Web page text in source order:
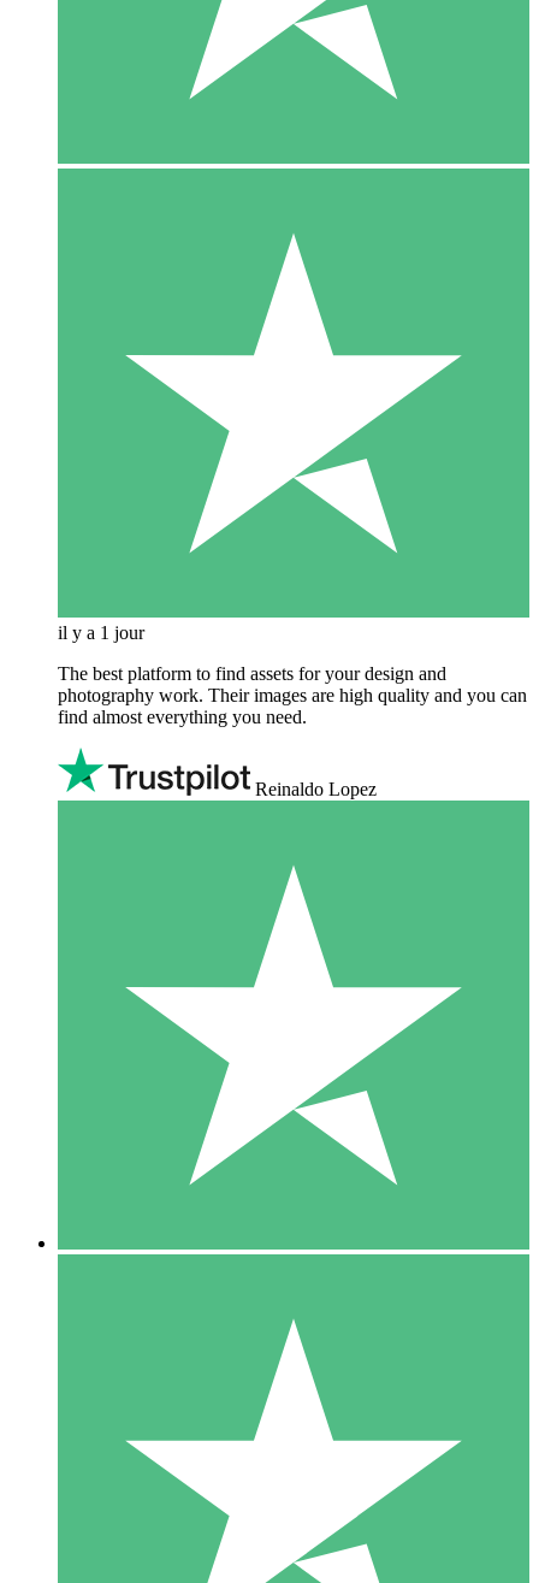
il y a 1 jour
The best platform to find assets for your design and
photography work. Their images are high quality and you can
find almost everything you need.
Reinaldo Lopez